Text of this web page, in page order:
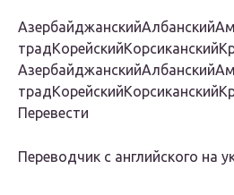
Перевести
Переводчик с английского на